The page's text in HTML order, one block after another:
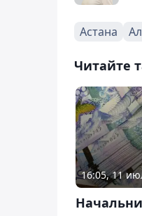
Астана
Читайте
16:05, 11